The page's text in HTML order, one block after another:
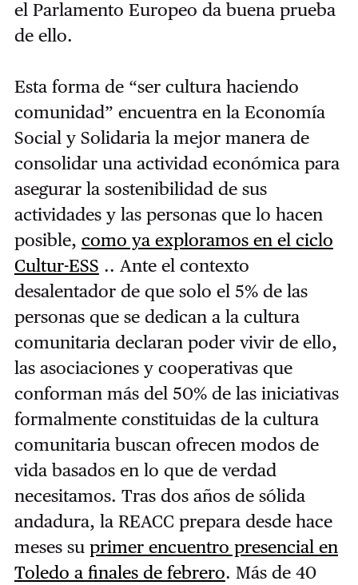
el Parlamento Europeo da buena prueba
de ello.
Esta forma de “ser cultura haciendo
comunidad” encuentra en la Economía
Social y Solidaria la mejor manera de
consolidar una actividad económica para
asegurar la sostenibilidad de sus
actividades y las personas que lo hacen
posible, como ya exploramos en el ciclo
Cultur-ESS .. Ante el contexto
desalentador de que solo el 5% de las
personas que se dedican a la cultura
comunitaria declaran poder vivir de ello,
las asociaciones y cooperativas que
conforman más del 50% de las iniciativas
formalmente constituidas de la cultura
comunitaria buscan ofrecen modos de
vida basados en lo que de verdad
necesitamos. Tras dos años de sólida
andadura, la REACC prepara desde hace
meses su primer encuentro presencial en
Toledo a finales de febrero. Más de 40